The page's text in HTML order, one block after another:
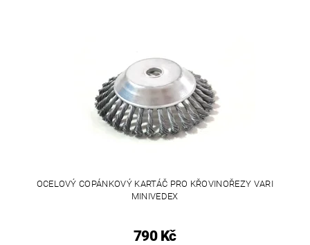
OCELOVÝ COPÁNKOVÝ KARTÁČ PRO KŘOVINOŘEZY VARI
MINIVEDEX
790 Kč